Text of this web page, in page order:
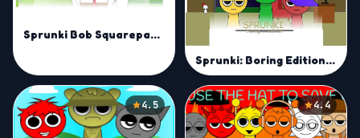
Sprunki Bob Squarepants Mod
Sprunki: Boring Edition Mod
4.5 4.4